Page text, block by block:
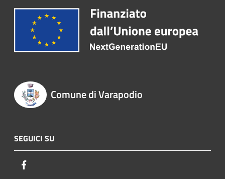
Comune di Varapodio
SEGUICI SU